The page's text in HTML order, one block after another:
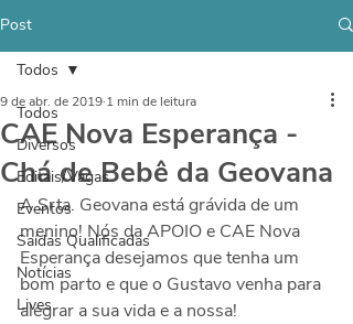
Post
Todos
Diversos
Editais/Vagas
Eventos
Saídas Qualificadas
Notícias
Lives
Todos
CAE Nova Esperança -
Chá de Bebê da Geovana
9 de abr. de 2019 1 min de leitura
A Srta. Geovana está grávida de um
menino! Nós da APOIO e CAE Nova
Esperança desejamos que tenha um
bom parto e que o Gustavo venha para
alegrar a sua vida e a nossa!